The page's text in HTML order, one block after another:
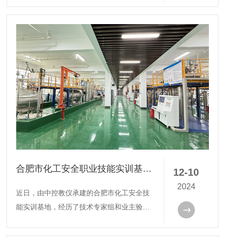
业职业技术学院承办，来自全国石油和化工
行业企业和院校的900余名代表参加大会。
合肥市化工安全职业技能实训基地通过正式验收
近日，由中控教仪承建的合肥市化工安全技
能实训基地，经历了技术专家组和业主验收
着合肥化工安全职业技能实训基地完全竣
12-10
2024